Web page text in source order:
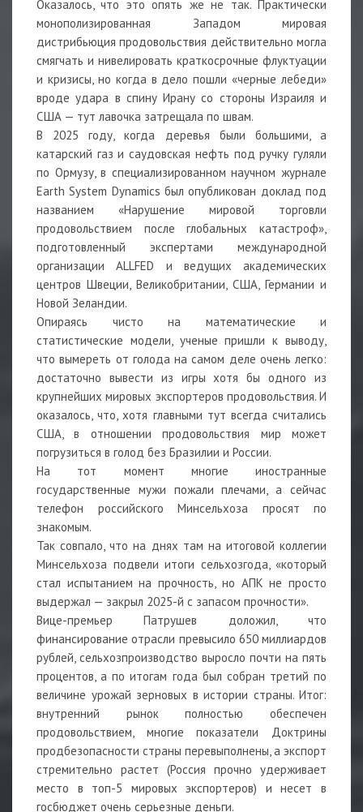
Оказалось, что это опять же не так. Практически
монополизированная Западом мировая
дистрибьюция продовольствия действительно могла
смягчать и нивелировать краткосрочные флуктуации
и кризисы, но когда в дело пошли «черные лебеди»
вроде удара в спину Ирану со стороны Израиля и
США — тут лавочка затрещала по швам.
В 2025 году, когда деревья были большими, а
катарский газ и саудовская нефть под ручку гуляли
по Ормузу, в специализированном научном журнале
Earth System Dynamics был опубликован доклад под
названием «Нарушение мировой торговли
продовольствием после глобальных катастроф»,
подготовленный экспертами международной
организации ALLFED и ведущих академических
центров Швеции, Великобритании, США, Германии и
Новой Зеландии.
Опираясь чисто на математические и
статистические модели, ученые пришли к выводу,
что вымереть от голода на самом деле очень легко:
достаточно вывести из игры хотя бы одного из
крупнейших мировых экспортеров продовольствия. И
оказалось, что, хотя главными тут всегда считались
США, в отношении продовольствия мир может
погрузиться в голод без Бразилии и России.
На тот момент многие иностранные
государственные мужи пожали плечами, а сейчас
телефон российского Минсельхоза просят по
знакомым.
Так совпало, что на днях там на итоговой коллегии
Минсельхоза подвели итоги сельхозгода, «который
стал испытанием на прочность, но АПК не просто
выдержал — закрыл 2025-й с запасом прочности».
Вице-премьер Патрушев доложил, что
финансирование отрасли превысило 650 миллиардов
рублей, сельхозпроизводство выросло почти на пять
процентов, а по итогам года был собран третий по
величине урожай зерновых в истории страны. Итог:
внутренний рынок полностью обеспечен
продовольствием, многие показатели Доктрины
продбезопасности страны перевыполнены, а экспорт
стремительно растет (Россия прочно удерживает
место в топ-5 мировых экспортеров) и несет в
госбюджет очень серьезные деньги.